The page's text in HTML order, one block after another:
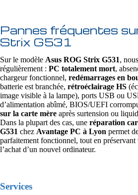
Pannes fréquentes
Strix G531
Sur le modèle Asus ROG Strix G531,
régulièrement : PC totalement mort,
chargeur fonctionnel, redémarrages en
batterie est branchée, rétroéclairage HS
image visible à la lampe), ports USB ou
d’alimentation abîmé, BIOS/UEFI
sur la carte mère après surtension ou
Dans la plupart des cas, une réparation
G531 chez Avantage PC à Lyon permet
parfaitement fonctionnel, tout en préservant
l’achat d’un nouvel ordinateur.
Services